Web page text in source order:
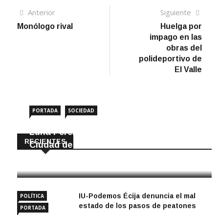
Navegación
de
AnteriorArtículo
anterior
Monólogo rival
Siguiente
Huelga por
impago en las
obras del
polideportivo de
El Valle
RECIENTES
PORTADA SOCIEDAD
Luna Pérez Flores viste de Feria a la
Ciudad de las Torres
POLÍTICA
PORTADA
IU-Podemos Écija denuncia el mal
estado de los pasos de peatones